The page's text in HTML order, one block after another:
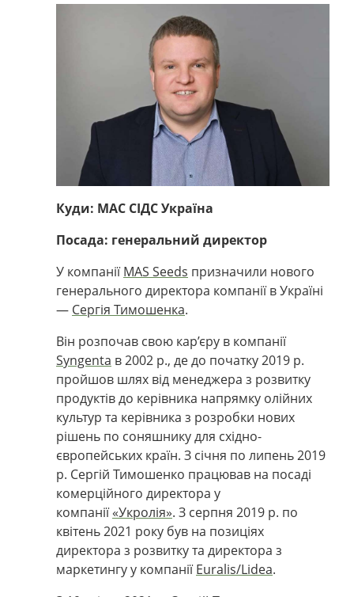
Куди: МАС СІДС Україна
Посада: генеральний директор
У компаніїMAS Seeds призначили нового
генерального директора компанії в Україні
— Сергія Тимошенка.
Він розпочав свою кар’єру в компанії
Syngenta в 2002 р., де до початку 2019 р.
пройшов шлях від менеджера з розвитку
продуктів до керівника напрямку олійних
культур та керівника з розробки нових
рішень по соняшнику для східно-
європейських країн. З січня по липень 2019
р. Сергій Тимошенко працював на посаді
комерційного директора у
компанії«Укролія». З серпня 2019 р. по
квітень 2021 року був на позиціях
директора з розвитку та директора з
маркетингу у компаніїEuralis/Lidea.